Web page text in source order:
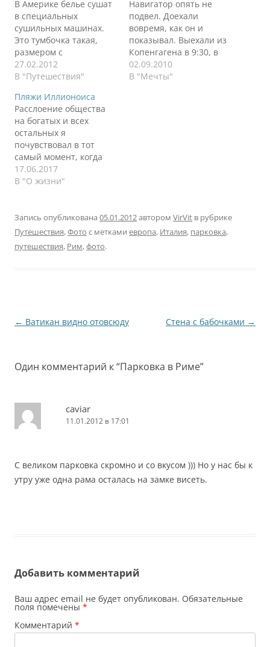
В Америке белье сушат
в специальных
сушильных машинах.
Это тумбочка такая,
размером с
обыкновенную
стиральную машину, но
умеет и ничего более.
Это чтобы белье не
развешивать на
веревочках. А в Риме
сушат вот так.
27.02.2012
В "Путешествия"
Навигатор опять не
подвел. Доехали
вовремя, как он и
показывал. Выехали из
Копенгагена в 9:30, в
17:00 были на месте.
Что хотелось бы
02.09.2010
В "Мечты"
Пляжи Иллионоиса
Расслоение общества
на богатых и всех
остальных я
почувствовал в тот
самый момент, когда
повернул на парковку
на пляж, где милая
удостоверение. Без
задней мысли (да и
передней мысли тоже
не могло быть в тот
17.06.2017
В "О жизни"
Запись опубликована 05.01.2012автором VirVit в рубрике
Путешествия,Фото с метками европа, Италия, парковка,
путешествия, Рим,фото.
Навигация
← Ватикан видно отовсюду Стена с бабочками →
Один комментарий к “Парковка в Риме”
caviar
11.01.2012 в 17:01
С великом парковка скромно и со вкусом ))) Но у нас бы к
утру уже одна рама осталась на замке висеть.
Добавить комментарий
Ваш адрес email не будет опубликован. Обязательные
поля помечены *
Комментарий *